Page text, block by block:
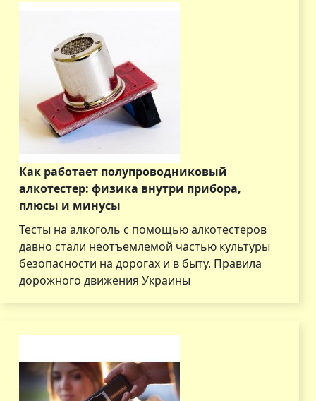
Как работает полупроводниковый
алкотестер: физика внутри прибора,
плюсы и минусы
Тесты на алкоголь с помощью алкотестеров
давно стали неотъемлемой частью культуры
безопасности на дорогах и в быту. Правила
дорожного движения Украины